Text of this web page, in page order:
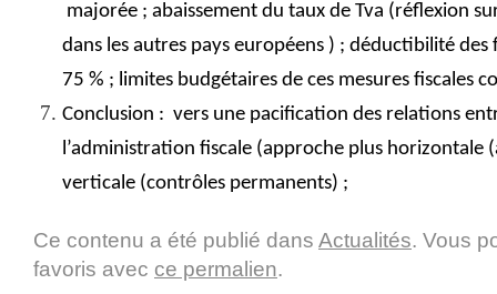
majorée ; abaissement du taux de Tva (réflexion
dans les autres pays européens ) ; déductibilité
75 % ; limites budgétaires de ces mesures fiscales
Conclusion : vers une pacification des relations
l’administration fiscale (approche plus horizontale
verticale (contrôles permanents) ;
Ce contenu a été publié dans Actualités. Vous
favoris avec ce permalien.